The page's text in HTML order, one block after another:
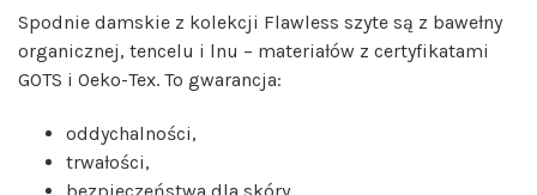
Spodnie damskie z kolekcji Flawless szyte są z bawełny
organicznej, tencelu i lnu – materiałów z certyfikatami
GOTS i Oeko-Tex. To gwarancja:
oddychalności,
trwałości,
bezpieczeństwa dla skóry,